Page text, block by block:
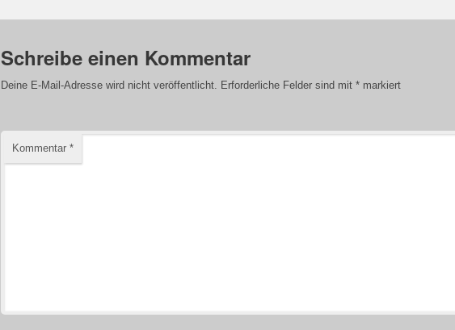
Schreibe einen Kommentar
Deine E-Mail-Adresse wird nicht veröffentlicht. Erforderliche Felder sind mit * markiert
Kommentar *